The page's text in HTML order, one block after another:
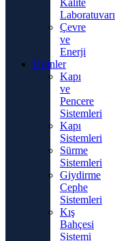
Kalite
Laboratuvarı
Çevre
ve
Enerji
Ürünler
Kapı
ve
Pencere
Sistemleri
Kapı
Sistemleri
Sürme
Sistemleri
Giydirme
Cephe
Sistemleri
Kış
Bahçesi
Sistemi